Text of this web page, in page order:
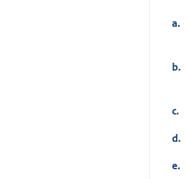
a.
b.
c.
d.
e.